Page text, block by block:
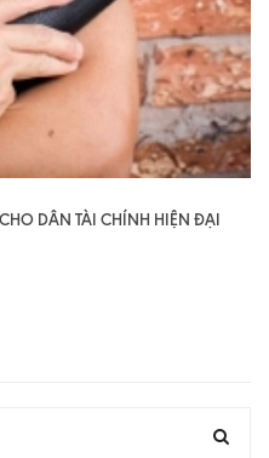
DÂN TÀI CHÍNH HIỆN ĐẠI